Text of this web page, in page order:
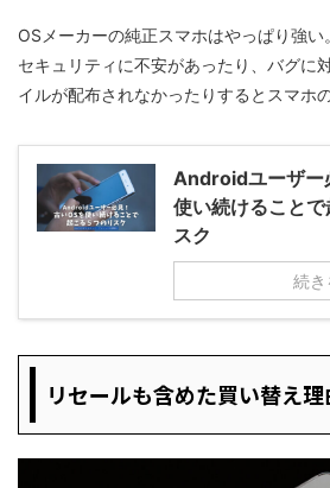
OSメーカーの純正スマホはやっぱり強
セキュリティに不安があったり、バグに
イルが配布されなかったりするとスマホ
Androidユーザー
使い続けること
スク
続き
リセールも含めた買い替え理